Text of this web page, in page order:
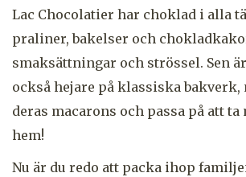
Lac Chocolatier har choklad i alla
praliner, bakelser och
smaksättningar och strössel. Sen
också hejare på klassiska bakverk,
deras macarons och passa på att ta
hem!
Nu är du redo att packa ihop